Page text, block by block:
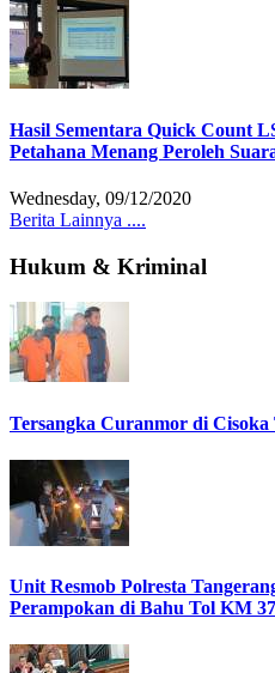
Hasil Sementara Quick Count
Petahana Menang Peroleh
Wednesday, 09/12/2020
Berita Lainnya ....
Hukum & Kriminal
Tersangka Curanmor di Cisoka
Unit Resmob Polresta
Perampokan di Bahu Tol KM 37